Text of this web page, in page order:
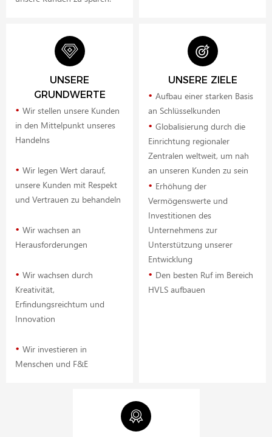
UNSERE
GRUNDWERTE
• Wir stellen unsere Kunden
in den Mittelpunkt unseres
Handelns
• Wir legen Wert darauf,
unsere Kunden mit Respekt
und Vertrauen zu behandeln
• Wir wachsen an
Herausforderungen
• Wir wachsen durch
Kreativität,
Erfindungsreichtum und
Innovation
• Wir investieren in
Menschen und F&E
UNSERE ZIELE
• Aufbau einer starken Basis
an Schlüsselkunden
• Globalisierung durch die
Einrichtung regionaler
Zentralen weltweit, um nah
an unseren Kunden zu sein
• Erhöhung der
Vermögenswerte und
Investitionen des
Unternehmens zur
Unterstützung unserer
Entwicklung
• Den besten Ruf im Bereich
HVLS aufbauen